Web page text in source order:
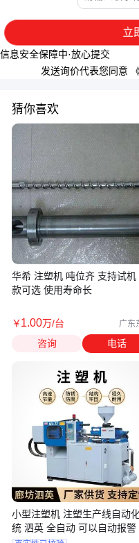
立
信息安全保障中·放心提交
发送询价代表您同意
猜你喜欢
华希 注塑机 吨位齐 支持试机
款可选 使用寿命长
￥1.00万/台 广东
咨询 电话
小型注塑机 注塑生产线自动
统 泗英 全自动 可以自动报警